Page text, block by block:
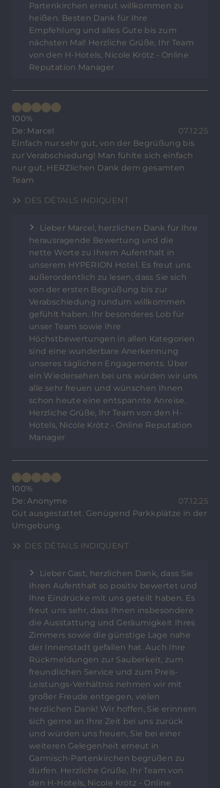
Partenkirchen erneut willkommen zu
heißen. Besten Dank für Ihre
Empfehlung und alles Gute bis zum
nächsten Mal! Herzliche Grüße, Ihr Team
von den H-Hotels, Nicole Krötz - Online
Reputation Manager
100%
De: Marcel
07.12.25
Einfach nur sehr gut, von der Begrüßung bis
zur Verabschiedung! Man fühlte sich einfach
nur gut, HERZlichen Dank dem gesamten
Team
DES DÉTAILS INDIQUENT
Lieber Marcel, herzlichen Dank für Ihre
herausragende Bewertung und die
nette Worte zu Ihrem Aufenthalt in
unserem HYPERION Hotel. Es freut uns
außerordentlich zu lesen, dass Sie sich
von der ersten Begrüßung bis zur
Verabschiedung rundum willkommen
gefühlt haben. Ihr besonderes Lob für
unser Team sowie Ihre
Höchstbewertungen in allen Kategorien
sind eine wunderbare Anerkennung
unseres täglichen Engagements. Über
ein Wiedersehen bei uns würden wir uns
alle sehr freuen und wünschen Ihnen
schon heute eine entspannte Anreise.
Herzliche Grüße, Ihr Team von den H-
Hotels, Nicole Krötz - Online Reputation
Manager
100%
De: Anonyme
07.12.25
Gut ausgestattet. Genügend Parkkplätze in der
Umgebung.
DES DÉTAILS INDIQUENT
Lieber Gast, herzlichen Dank, dass Sie
Ihren Aufenthalt so positiv bewertet und
Ihre Eindrücke mit uns geteilt haben. Es
freut uns sehr, dass Ihnen insbesondere
die Ausstattung und Geräumigkeit Ihres
Zimmers sowie die günstige Lage nahe
der Innenstadt gefallen hat. Auch Ihre
Rückmeldungen zur Sauberkeit, zum
freundlichen Service und zum Preis-
Leistungs-Verhältnis nehmen wir mit
großer Freude entgegen, vielen
herzlichen Dank! Wir hoffen, Sie erinnern
sich gerne an Ihre Zeit bei uns zurück
und würden uns freuen, Sie bei einer
weiteren Gelegenheit erneut in
Garmisch-Partenkirchen begrüßen zu
dürfen. Herzliche Grüße, Ihr Team von
den H-Hotels, Nicole Krötz - Online